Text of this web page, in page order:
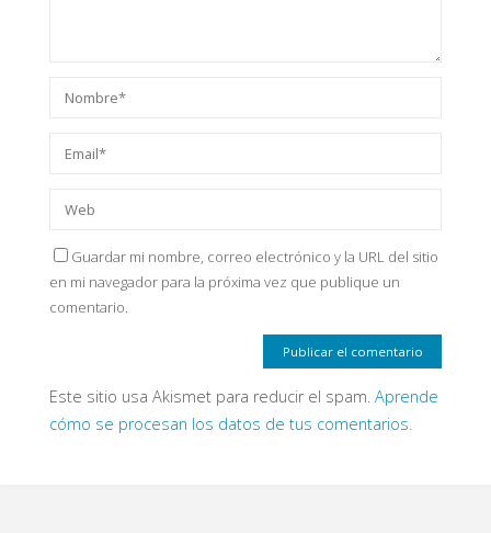
Guardar mi nombre, correo electrónico y la URL del sitio
en mi navegador para la próxima vez que publique un
comentario.
Este sitio usa Akismet para reducir el spam. Aprende
cómo se procesan los datos de tus comentarios.